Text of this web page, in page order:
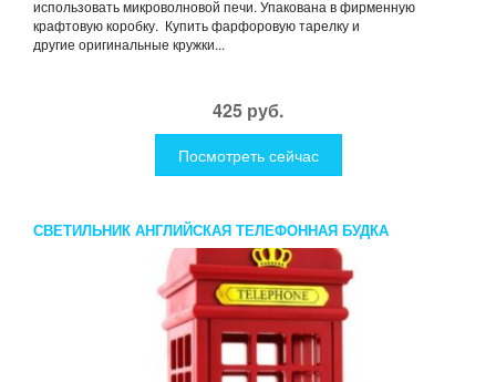
использовать микроволновой печи. Упакована в фирменную
крафтовую коробку. Купить фарфоровую тарелку и
другие оригинальные кружки...
425 руб.
Посмотреть сейчас
СВЕТИЛЬНИК АНГЛИЙСКАЯ ТЕЛЕФОННАЯ БУДКА